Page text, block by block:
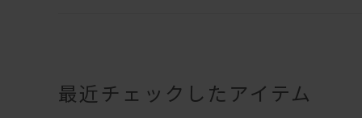
最近チェックしたアイテム